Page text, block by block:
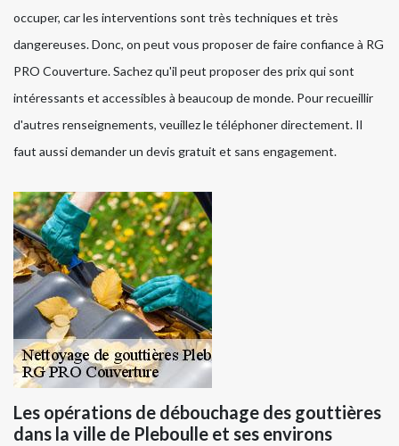
occuper, car les interventions sont très techniques et très
dangereuses. Donc, on peut vous proposer de faire confiance à RG
PRO Couverture. Sachez qu'il peut proposer des prix qui sont
intéressants et accessibles à beaucoup de monde. Pour recueillir
d'autres renseignements, veuillez le téléphoner directement. Il
faut aussi demander un devis gratuit et sans engagement.
Les opérations de débouchage des gouttières
dans la ville de Pleboulle et ses environs